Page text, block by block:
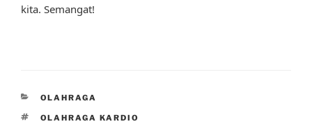
kita. Semangat!
CATEGORIES
OLAHRAGA
TAGS
OLAHRAGA KARDIO